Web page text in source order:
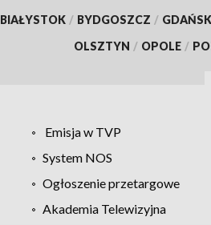
BIAŁYSTOK / BYDGOSZCZ / GDAŃSK
OLSZTYN / OPOLE /
Emisja w TVP
System NOS
Ogłoszenie przetargowe
Akademia Telewizyjna